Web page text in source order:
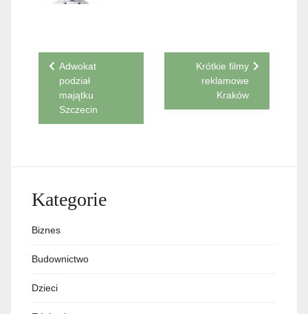
Nawigacja
wpisu
Adwokat
podział
majątku
Szczecin
Krótkie filmy
reklamowe
Kraków
Kategorie
Biznes
Budownictwo
Dzieci